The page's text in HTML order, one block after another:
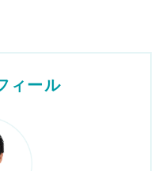
ィール